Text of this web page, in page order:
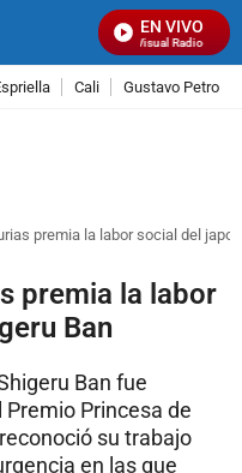
EN VIVO
Señal Visual Radio
Cali Gustavo Petro
premia la labor social del
premia la labor
Ban
Ban fue
Princesa de
su trabajo
en las que